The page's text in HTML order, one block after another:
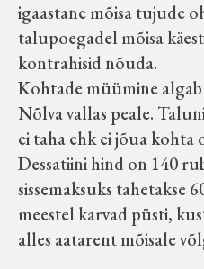
igaastane mõisa tujude
talupoegadel mõisa
kontrahisid nõuda.
Kohtade müümine
Nõlva vallas peale.
ei taha ehk ei jõua kohta
Dessatiini hind on 140
sissemaksuks tahetakse
meestel karvad püsti,
alles aatarent mõisale